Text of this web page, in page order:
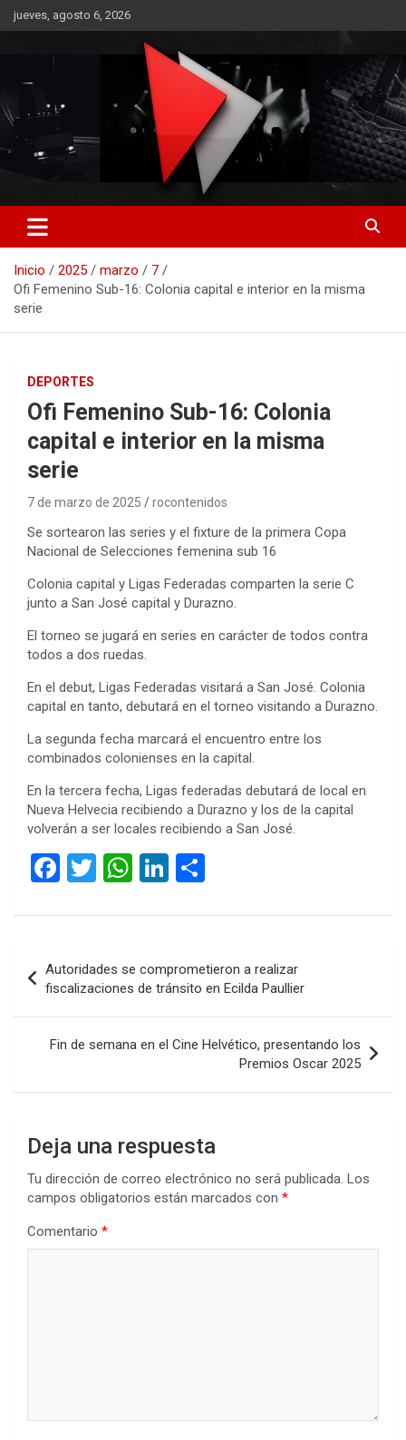
Saltar
al
jueves, agosto 6, 2026
RO CONTENIDOS
Inicio 2025 marzo
7
Ofi Femenino Sub-16: Colonia capital e interior en la misma
serie
DEPORTES
Ofi Femenino Sub-16: Colonia
capital e interior en la misma
serie
7 de marzo de 2025 rocontenidos
Se sortearon las series y el fixture de la primera Copa
Nacional de Selecciones femenina sub 16
Colonia capital y Ligas Federadas comparten la serie C
junto a San José capital y Durazno.
El torneo se jugará en series en carácter de todos contra
todos a dos ruedas.
En el debut, Ligas Federadas visitará a San José. Colonia
capital en tanto, debutará en el torneo visitando a Durazno.
La segunda fecha marcará el encuentro entre los
combinados colonienses en la capital.
En la tercera fecha, Ligas federadas debutará de local en
Nueva Helvecia recibiendo a Durazno y los de la capital
volverán a ser locales recibiendo a San José.
F
ce
o
o
k
T
tt
W
at
A
p
p
Li
ke
n
m
ar
tir
de
entradas
Autoridades se comprometieron a realizar
fiscalizaciones de tránsito en Ecilda Paullier
Fin de semana en el Cine Helvético, presentando los
Premios Oscar 2025
Deja una respuesta
Tu dirección de correo electrónico no será publicada. Los
campos obligatorios están marcados con *
Comentario *